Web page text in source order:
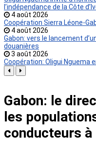
l’indépendance de la Côte
4 août 2026
Coopération Sierra Léone-
4 août 2026
Gabon: vers le lancement
douanières
3 août 2026
Coopération: Oligui Nguema
Gabon: le
les
conducteurs